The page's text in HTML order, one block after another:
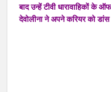
बाद उन्हें टीवी धारावाहिकों के
देवोलीना ने अपने करियर को